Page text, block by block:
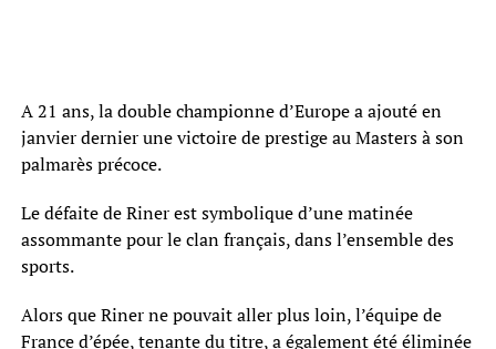
A 21 ans, la double championne d’Europe a ajouté en
janvier dernier une victoire de prestige au Masters à son
palmarès précoce.
Le défaite de Riner est symbolique d’une matinée
assommante pour le clan français, dans l’ensemble des
sports.
Alors que Riner ne pouvait aller plus loin, l’équipe de
France d’épée, tenante du titre, a également été éliminée